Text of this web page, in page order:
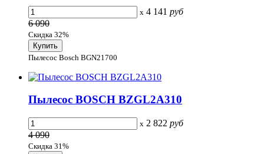
x 4 141 руб
6 090
Скидка 32%
Пылесос Bosch BGN21700
Пылесос BOSCH BZGL2A310
x 2 822 руб
4 090
Скидка 31%